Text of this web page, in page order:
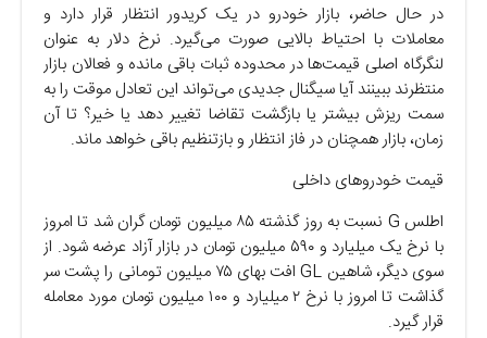
در حال حاضر، بازار خودرو در یک کریدور انتظار قرار دارد و
معاملات با احتیاط بالایی صورت می‌گیرد. نرخ دلار به عنوان
لنگرگاه اصلی قیمت‌ها در محدوده ثبات باقی مانده و فعالان بازار
منتظرند ببینند آیا سیگنال جدیدی می‌تواند این تعادل موقت را به
سمت ریزش بیشتر یا بازگشت تقاضا تغییر دهد یا خیر؟ تا آن
زمان، بازار همچنان در فاز انتظار و بازتنظیم باقی خواهد ماند.
قیمت خودرو‌های داخلی
اطلس G نسبت به روز گذشته ۸۵ میلیون تومان گران شد تا امروز
با نرخ یک میلیارد و ۵۹۰ میلیون تومان در بازار آزاد عرضه شود. از
سوی دیگر، شاهین GL افت بهای ۷۵ میلیون تومانی را پشت سر
گذاشت تا امروز با نرخ ۲ میلیارد و ۱۰۰ میلیون تومان مورد معامله
قرار گیرد.